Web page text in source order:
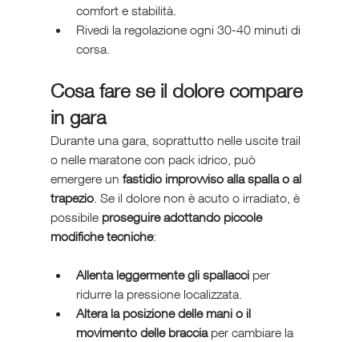
comfort e stabilità.
Rivedi la regolazione ogni 30-40 minuti di
corsa.
Cosa fare se il dolore compare
in gara
Durante una gara, soprattutto nelle uscite trail
o nelle maratone con pack idrico, può
emergere un fastidio improvviso alla spalla o al
trapezio. Se il dolore non è acuto o irradiato, è
possibile proseguire adottando piccole
modifiche tecniche:
Allenta leggermente gli spallacci per
ridurre la pressione localizzata.
Altera la posizione delle mani o il
movimento delle braccia per cambiare la